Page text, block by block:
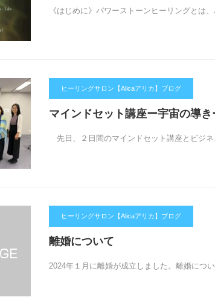
《はじめに》パワーストーンヒーリングとは
ヒーリングサロン【Alicaアリカ】ブログ
マインドセット講座ー宇宙の導き
先日、２日間のマインドセット講座とビジ
ヒーリングサロン【Alicaアリカ】ブログ
離婚について
2024年１月に離婚が成立しました。離婚につ